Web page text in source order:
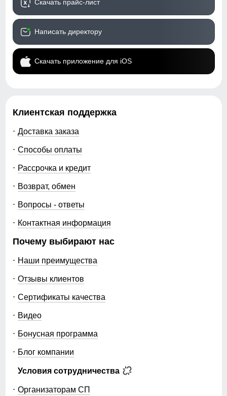
Скачать прайс-лист
Написать директору
Скачать приложение для iOS
Клиентская поддержка
Доставка заказа
Способы оплаты
Рассрочка и кредит
Возврат, обмен
Вопросы - ответы
Контактная информация
Почему выбирают нас
Наши преимущества
Отзывы клиентов
Сертификаты качества
Видео
Бонусная программа
Блог компании
Условия сотрудничества
Организаторам СП